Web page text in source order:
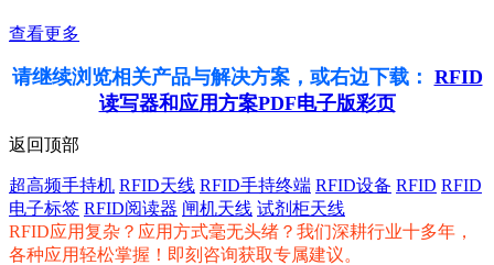
查看更多
请继续浏览相关产品与解决方案，或右边下载： RFID
读写器和应用方案PDF电子版彩页
返回顶部
超高频手持机 RFID天线 RFID手持终端 RFID设备 RFID RFID
电子标签 RFID阅读器 闸机天线 试剂柜天线
RFID应用复杂？应用方式毫无头绪？我们深耕行业十多年，
各种应用轻松掌握！即刻咨询获取专属建议。